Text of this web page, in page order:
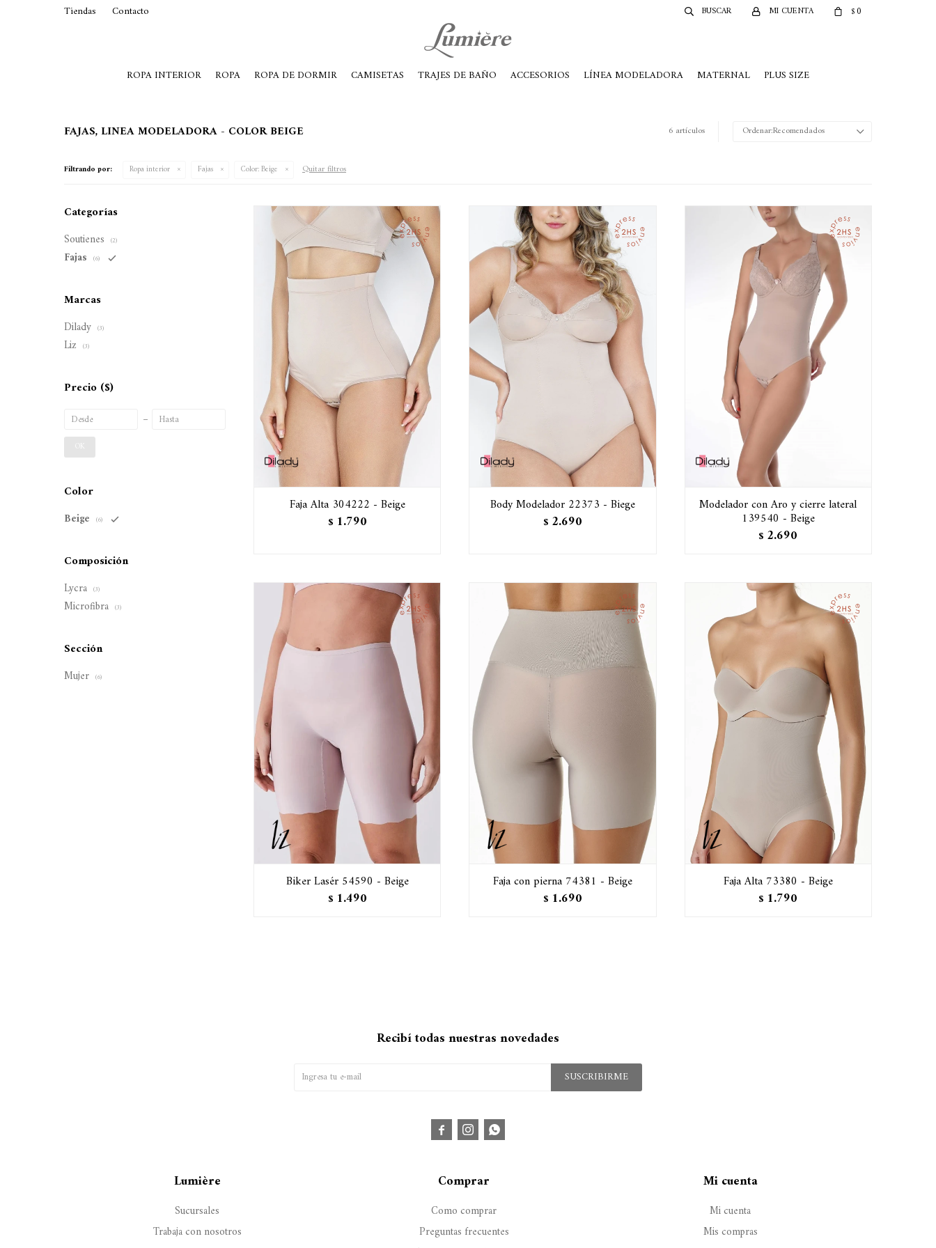
ROPA INTERIOR ROPA ROPA DE DORMIR CAMISETAS TRAJES DE BAÑO ACCESORIOS LÍNEA MODELADORA MATERNAL PLUS SIZE
$0
Tiendas Contacto
FAJAS, LINEA MODELADORA - COLOR BEIGE 6 artículos Recomendados
Filtrando por: Ropa interior Fajas Color:Beige Quitar filtros
Faja Alta 304222 - Beige
$ 1.790
Body Modelador 22373 - Biege
$ 2.690
Modelador con Aro y cierre lateral
139540 - Beige
$ 2.690
Biker Lasér 54590 - Beige
$ 1.490
Faja con pierna 74381 - Beige
$ 1.690
Faja Alta 73380 - Beige
$ 1.790
Categorías
Soutienes (2)
Fajas (6)
Marcas
Dilady (3)
Liz (3)
Precio ($)
OK
Color
Beige (6)
Composición
Lycra (3)
Microfibra (3)
Sección
Mujer (6)
Lumière
Sucursales
Trabaja con nosotros
Comprar
Como comprar
Preguntas frecuentes
Mi cuenta
Mi cuenta
Mis compras
Recibí todas nuestras novedades
SUSCRIBIRME
  